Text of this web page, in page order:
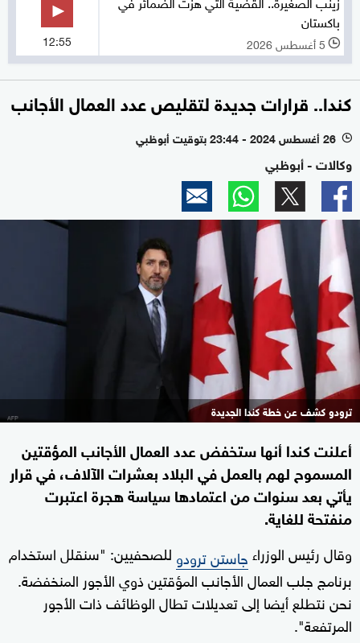
باكستان
l 5 أغسطس 2026 12:55
كندا.. قرارات جديدة لتقليص عدد العمال الأجانب
l 26 أغسطس 2024 - 23:44 بتوقيت أبوظبي
وكالات - أبوظبي
ترودو كشف عن خطة كندا الجديدة
أعلنت كندا أنها ستخفض عدد العمال الأجانب المؤقتين
المسموح لهم بالعمل في البلاد بعشرات الآلاف، في قرار
يأتي بعد سنوات من اعتمادها سياسة هجرة اعتبرت
منفتحة للغاية.
وقال رئيس الوزراءجاستن ترودو للصحفيين: "سنقلل استخدام
برنامج جلب العمال الأجانب المؤقتين ذوي الأجور المنخفضة.
نحن نتطلع أيضا إلى تعديلات تطال الوظائف ذات الأجور
المرتفعة".